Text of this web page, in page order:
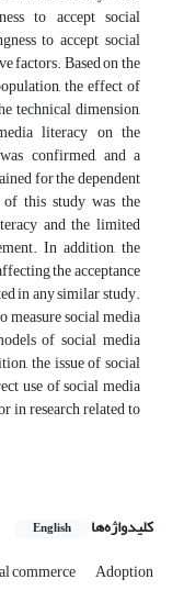
to accept social
to accept social
factors. Based on the
the effect of
technical dimension,
literacy on the
confirmed, and a
for the dependent
this study was the
and the limited
In addition, the
the acceptance
in any similar study.
measure social media
of social media
the issue of social
use of social media
in research related to
کلیدواژه‌ها English
commerce Adoption